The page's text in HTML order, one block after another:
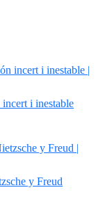
i inestable
y Freud